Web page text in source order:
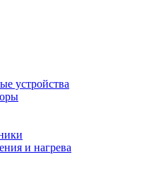
устройства
и нагрева